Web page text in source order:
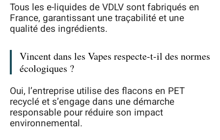
Tous les e-liquides de VDLV sont fabriqués en
France, garantissant une traçabilité et une
qualité des ingrédients.
Vincent dans les Vapes respecte-t-il des normes
écologiques ?
Oui, l’entreprise utilise des flacons en PET
recyclé et s’engage dans une démarche
responsable pour réduire son impact
environnemental.